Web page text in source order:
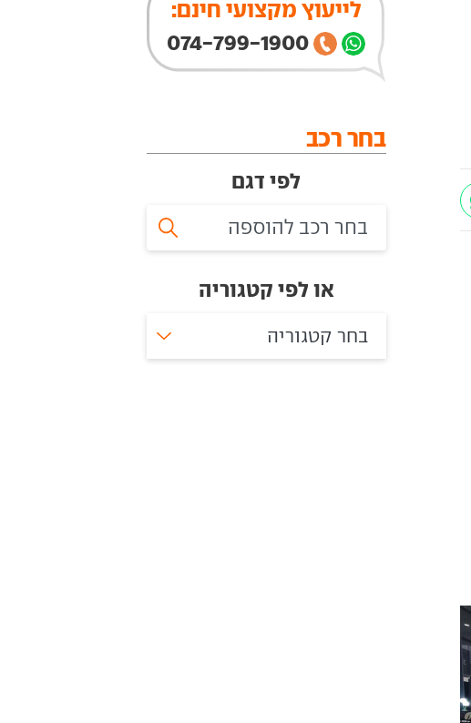
לייעוץ מקצועי חינם:
074-799-1900
בחר רכב
לפי דגם
או לפי קטגוריה
בחר קטגוריה